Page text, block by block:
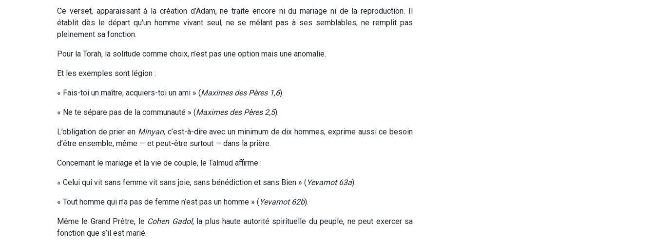
Ce verset, apparaissant à la création d’Adam, ne traite encore ni du mariage ni de la reproduction. Il
établit dès le départ qu'un homme vivant seul, ne se mêlant pas à ses semblables, ne remplit pas
pleinement sa fonction.
Pour la Torah, la solitude comme choix, n’est pas une option mais une anomalie.
Et les exemples sont légion :
« Fais-toi un maître, acquiers-toi un ami » (Maximes des Pères 1,6).
« Ne te sépare pas de la communauté » (Maximes des Pères 2,5).
L’obligation de prier en Minyan, c’est-à-dire avec un minimum de dix hommes, exprime aussi ce besoin
d’être ensemble, même — et peut-être surtout — dans la prière.
Concernant le mariage et la vie de couple, le Talmud affirme :
« Celui qui vit sans femme vit sans joie, sans bénédiction et sans Bien » ( Yevamot 63a).
« Tout homme qui n’a pas de femme n’est pas un homme » ( Yevamot 62b).
Même le Grand Prêtre, le Cohen Gadol, la plus haute autorité spirituelle du peuple, ne peut exercer sa
fonction que s’il est marié.